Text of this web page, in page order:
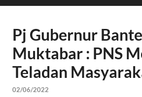
Pj Gubernur
Muktabar : PNS
Teladan
02/06/2022